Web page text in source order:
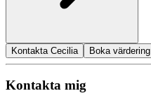
Kontakta Cecilia Boka värdering
Kontakta mig